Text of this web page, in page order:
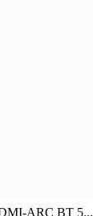
ARC BT 5...